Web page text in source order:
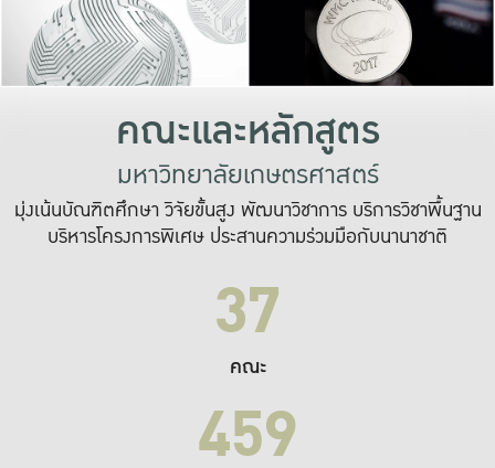
เปลี่ยนแปลง แล
เพื่อทำง
ระบบสารสนเทศ
คณะและหลักสูตร
มหาวิทยาลัยเกษตรศาสตร์
มุ่งเน้นบัณฑิตศึกษา วิจัยขั้นสูง พัฒนาวิชาการ บริการวิชาพื้นฐาน
บริหารโครงการพิเศษ ประสานความร่วมมือกับนานาชาติ
37
คณะ
459